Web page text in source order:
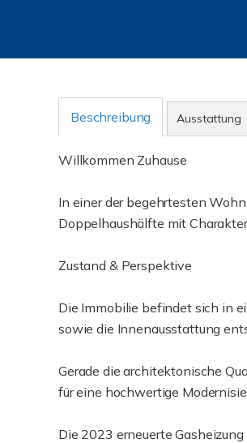
Beschreibung Ausstattung
Willkommen Zuhause
In einer der begehrtesten
Doppelhaushälfte mit
Zustand & Perspektive
Die Immobilie befindet sich in
sowie die Innenausstattung
Gerade die architektonische
für eine hochwertige
Die 2023 erneuerte